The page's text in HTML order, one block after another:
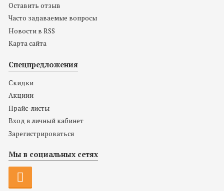
Оставить отзыв
Часто задаваемые вопросы
Новости в RSS
Карта сайта
Спецпредложения
Скидки
Акциии
Прайс-листы
Вход в личный кабинет
Зарегистрироваться
Мы в социальных сетях